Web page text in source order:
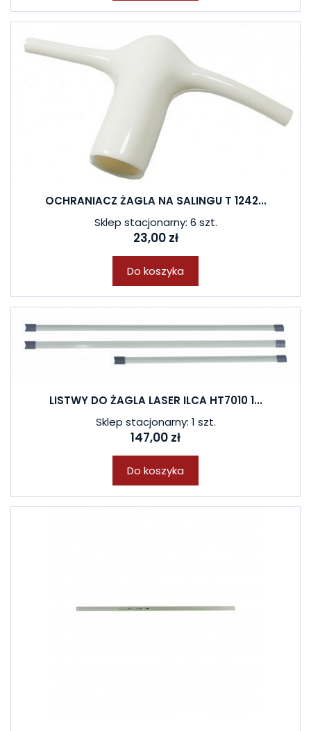
OCHRANIACZ ŻAGLA NA SALINGU T 1242...
Sklep stacjonarny: 6 szt.
23,00 zł
Do koszyka
LISTWY DO ŻAGLA LASER ILCA HT7010 1...
Sklep stacjonarny: 1 szt.
147,00 zł
Do koszyka
W ostatnich 7 dniach produktem interesują się